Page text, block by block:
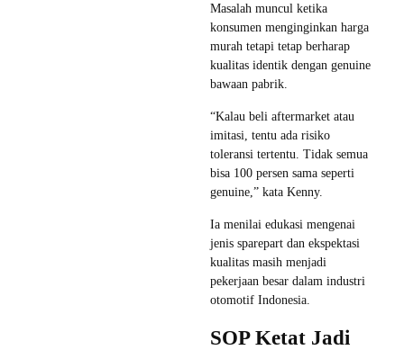
Masalah muncul ketika
konsumen menginginkan harga
murah tetapi tetap berharap
kualitas identik dengan genuine
bawaan pabrik.
“Kalau beli aftermarket atau
imitasi, tentu ada risiko
toleransi tertentu. Tidak semua
bisa 100 persen sama seperti
genuine,” kata Kenny.
Ia menilai edukasi mengenai
jenis sparepart dan ekspektasi
kualitas masih menjadi
pekerjaan besar dalam industri
otomotif Indonesia.
SOP Ketat Jadi